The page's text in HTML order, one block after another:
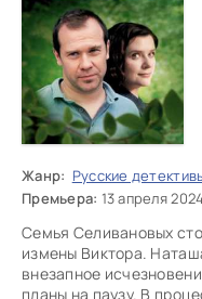
Жанр: Русские
Премьера: 13 апреля 2024
Семья Селивановых
измены Виктора.
внезапное
планы на паузу. В